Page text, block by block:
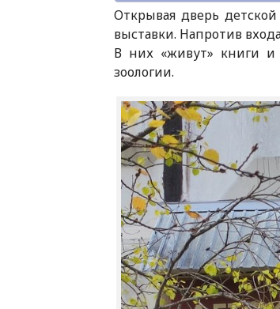
Открывая дверь
выставки. Напротив
В них «живут» книги и
зоологии.